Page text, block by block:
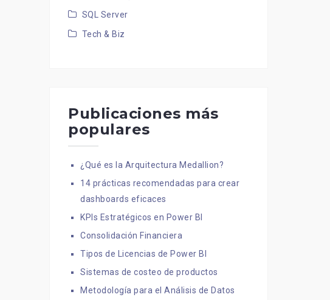
SQL Server
Tech & Biz
Publicaciones más
populares
¿Qué es la Arquitectura Medallion?
14 prácticas recomendadas para crear
dashboards eficaces
KPIs Estratégicos en Power BI
Consolidación Financiera
Tipos de Licencias de Power BI
Sistemas de costeo de productos
Metodología para el Análisis de Datos